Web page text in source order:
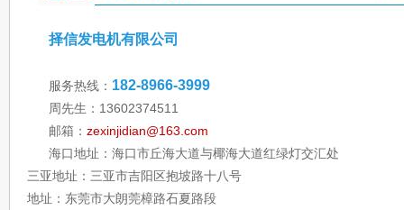
择信发电机有限公司
服务热线： 182-8966-3999
周先生：13602374511
邮箱： zexinjidian@163.com
海口地址：海口市丘海大道与椰海大道红绿灯交汇处
三亚地址：三亚市吉阳区抱坡路十八号
地址：东莞市大朗莞樟路石夏路段